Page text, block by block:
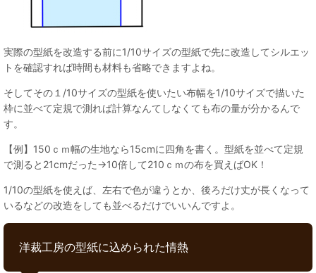
実際の型紙を改造する前に1/10サイズの型紙で先に改造してシルエッ
トを確認すれば時間も材料も省略できますよね。
そしてその１/10サイズの型紙を使いたい布幅を1/10サイズで描いた
枠に並べて定規で測れば計算なんてしなくても布の量が分かるんで
す。
【例】150ｃｍ幅の生地なら15cmに四角を書く。型紙を並べて定規
で測ると21cmだった→10倍して210ｃｍの布を買えばOK！
1/10の型紙を使えば、左右で色が違うとか、後ろだけ丈が長くなって
いるなどの改造をしても並べるだけでいいんですよ。
洋裁工房の型紙に込められた情熱